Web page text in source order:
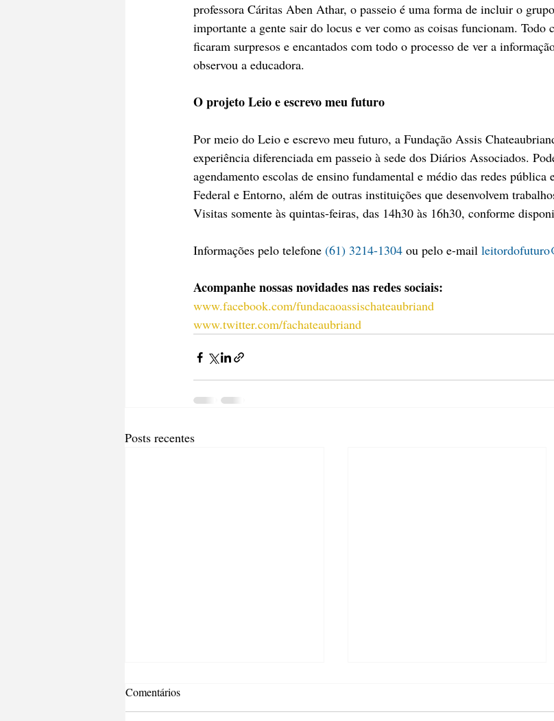
professora Cáritas Aben Athar, o passeio é uma forma de incluir o
importante a gente sair do locus e ver como as coisas funcionam. Todo
ficaram surpresos e encantados com todo o processo de ver a
observou a educadora.
O projeto Leio e escrevo meu futuro
Por meio do ​Leio e escrevo meu futuro, a Fundação Assis
experiência diferenciada em passeio à sede dos Diários Associados.
agendamento escolas de ensino fundamental e médio das redes
Federal e Entorno, além de outras instituições que desenvolvem
Visitas somente às quintas-feiras, das 14h30 às 16h30, conforme
Informações pelo telefone (61) 3214-1304 ou pelo e-mail
Acompanhe nossas novidades nas redes sociais:
www.facebook.com/fundacaoassischateaubriand
www.twitter.com/fachateaubriand
Posts recentes
Comentários